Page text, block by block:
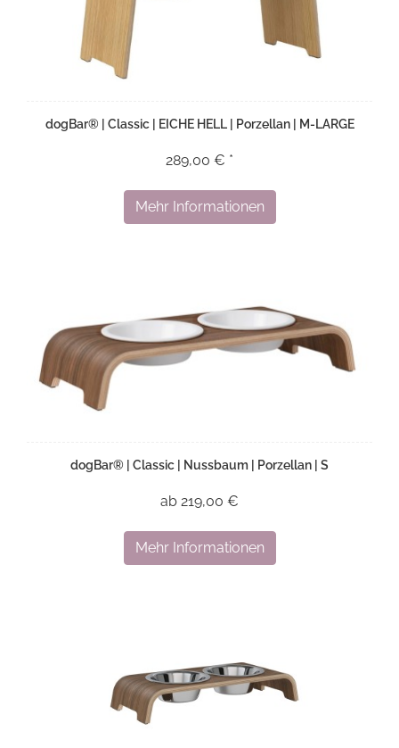
dogBar® | Classic | EICHE HELL | Porzellan | M-LARGE
289,00 € *
Mehr Informationen
dogBar® | Classic | Nussbaum | Porzellan | S
ab 219,00 €
Mehr Informationen